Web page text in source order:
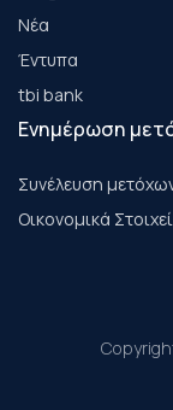
Νέα
Έντυπα
tbi bank
Ενημέρωση
Συνέλευση
Οικονομικά